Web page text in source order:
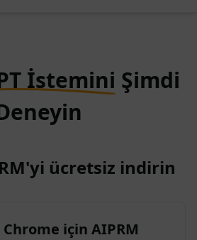
İstemini Şimdi
ücretsiz indirin
Chrome için AIPRM